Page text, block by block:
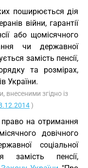
поширюється дія
війни, гарантії
або щомісячного
чи державної
замість пенсії,
та розмірах,
України.
внесеними згідно із
)
на отримання
довічного
соціальної
замість пенсії,